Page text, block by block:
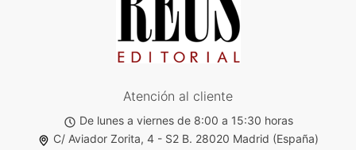
Atención al cliente
De lunes a viernes de 8:00 a 15:30 horas
C/ Aviador Zorita, 4 - S2 B. 28020 Madrid (España)